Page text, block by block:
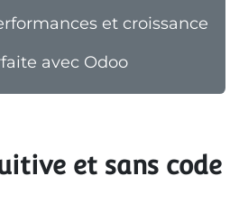
et croissance
avec Odoo
et sans code